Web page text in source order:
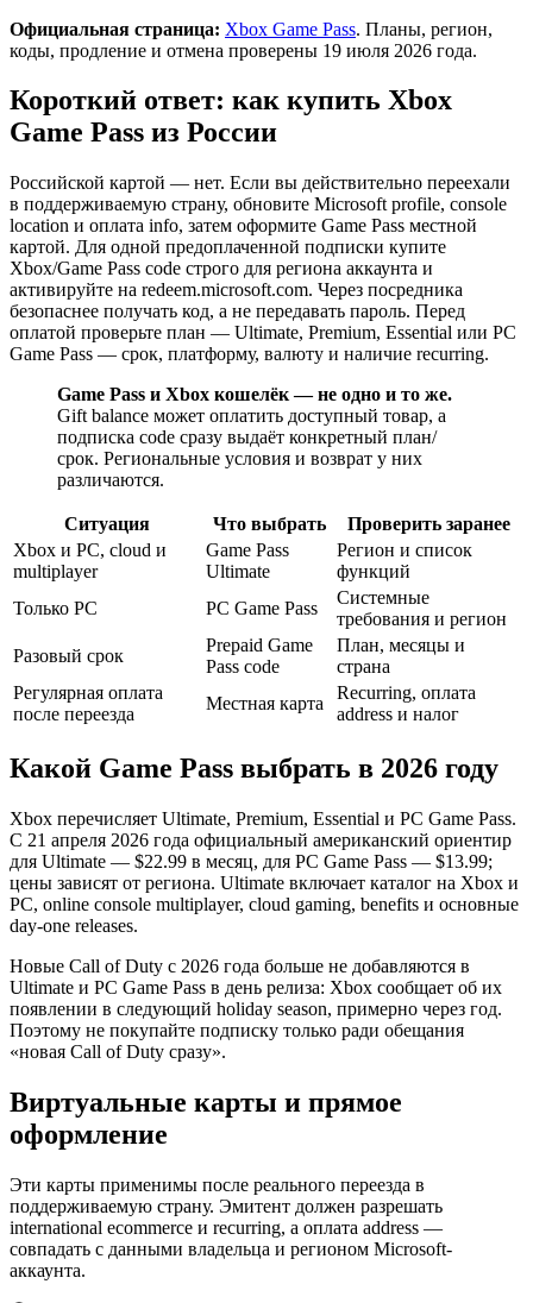
Официальная страница: Xbox Game Pass. Планы, регион,
коды, продление и отмена проверены 19 июля 2026 года.
Короткий ответ: как купить Xbox
Game Pass из России
Российской картой — нет. Если вы действительно переехали
в поддерживаемую страну, обновите Microsoft profile, console
location и оплата info, затем оформите Game Pass местной
картой. Для одной предоплаченной подписки купите
Xbox/Game Pass code строго для региона аккаунта и
активируйте на redeem.microsoft.com. Через посредника
безопаснее получать код, а не передавать пароль. Перед
оплатой проверьте план — Ultimate, Premium, Essential или PC
Game Pass — срок, платформу, валюту и наличие recurring.
Game Pass и Xbox кошелёк — не одно и то же.
Gift balance может оплатить доступный товар, а
подписка code сразу выдаёт конкретный план/
срок. Региональные условия и возврат у них
различаются.
Ситуация Что выбрать
Проверить заранее
Xbox и PC, cloud и
multiplayer
Game Pass
Ultimate
Регион и список
функций
Только PC
PC Game Pass
Системные
требования и регион
Разовый срок
Prepaid Game
Pass code
План, месяцы и
страна
Регулярная оплата
после переезда
Местная карта
Recurring, оплата
address и налог
Какой Game Pass выбрать в 2026 году
Xbox перечисляет Ultimate, Premium, Essential и PC Game Pass.
С 21 апреля 2026 года официальный американский ориентир
для Ultimate — $22.99 в месяц, для PC Game Pass — $13.99;
цены зависят от региона. Ultimate включает каталог на Xbox и
PC, online console multiplayer, cloud gaming, benefits и основные
day-one releases.
Новые Call of Duty с 2026 года больше не добавляются в
Ultimate и PC Game Pass в день релиза: Xbox сообщает об их
появлении в следующий holiday season, примерно через год.
Поэтому не покупайте подписку только ради обещания
«новая Call of Duty сразу».
Виртуальные карты и прямое
оформление
Эти карты применимы после реального переезда в
поддерживаемую страну. Эмитент должен разрешать
international ecommerce и recurring, а оплата address —
совпадать с данными владельца и регионом Microsoft-
аккаунта.